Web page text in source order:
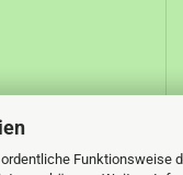
Funktionsweise